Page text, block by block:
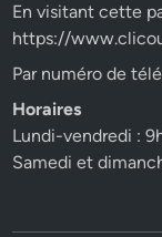
En visitant cette
https://
Par numéro de
Horaires
Lundi-vendredi :
Samedi et